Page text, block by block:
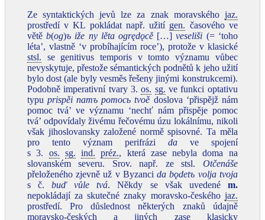
Ze syntaktických jevů lze za znak moravského jaz.
prostředí v KL pokládat např. užití gen. časového ve
větěb(og)ъ iže ny lěta ogrędǫcě[…]veseliši (= ‘toho
léta’, vlastně ‘v probíhajícím roce’), protože v klasické
stsl. se genitivus temporis v tomto významu vůbec
nevyskytuje, přestože sémantických podnětů k jeho užití
bylo dost (ale byly vesměs řešeny jinými konstrukcemi).
Podobně imperativní tvary 3.os. sg. ve funkci optativu
typuprispěi namъ pomocь tvoě doslova ‘přispějž nám
pomoc tvá’ ve významu ‘nechť nám přispěje pomoc
tvá’ odpovídaly živému řečovému úzu lokálnímu, nikoli
však jihoslovansky založené normě spisovné. Ta měla
pro tento význam perifrázi dave spojení
s 3. os. sg. ind. préz., která zase nebyla doma na
slovanském severu. Srov. např. ze stsl. Otčenáše
přeloženého zjevně už v Byzancida bǫdetъ volja tvoja
s č.buď vůle tvá. Někdy se však uvedené m.
nepokládají za skutečné znaky moravsko‑českého jaz.
prostředí. Pro důslednost některých znaků údajně
moravsko‑českých a jiných zase klasicky